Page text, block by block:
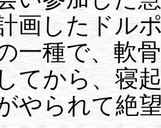
画したドル
一種で、軟
てから、寝
やられて絶